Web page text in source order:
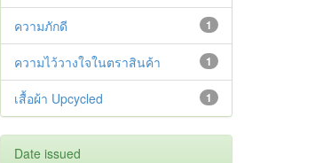
1
ความภักดี
1
ความไว้วางใจในตราสินค้า
1
เสื้อผ้า Upcycled
Date issued